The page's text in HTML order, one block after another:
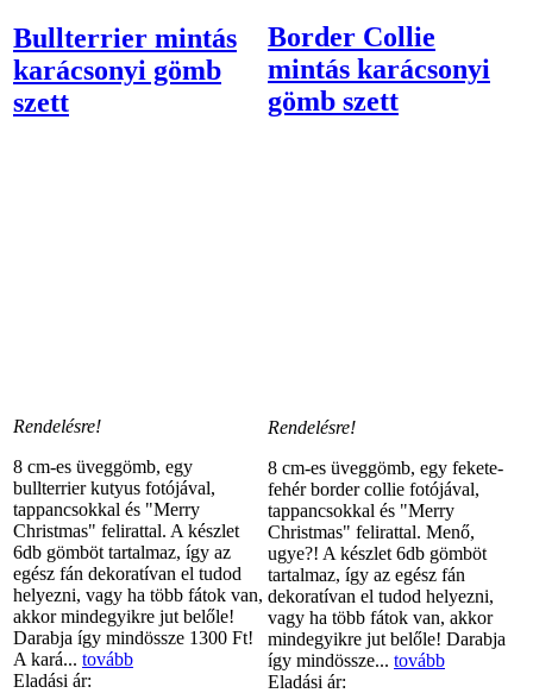
Bullterrier mintás
karácsonyi gömb
szett
Rendelésre!
8 cm-es üveggömb, egy
bullterrier kutyus fotójával,
tappancsokkal és "Merry
Christmas" felirattal. A készlet
6db gömböt tartalmaz, így az
egész fán dekoratívan el tudod
helyezni, vagy ha több fátok van,
akkor mindegyikre jut belőle!
Darabja így mindössze 1300 Ft!
A kará... tovább
Eladási ár:
Border Collie
mintás karácsonyi
gömb szett
Rendelésre!
8 cm-es üveggömb, egy fekete-
fehér border collie fotójával,
tappancsokkal és "Merry
Christmas" felirattal. Menő,
ugye?! A készlet 6db gömböt
tartalmaz, így az egész fán
dekoratívan el tudod helyezni,
vagy ha több fátok van, akkor
mindegyikre jut belőle! Darabja
így mindössze... tovább
Eladási ár: